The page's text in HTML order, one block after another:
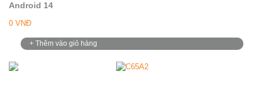
Android 14
0 VNĐ
+ Thêm vào giỏ hàng